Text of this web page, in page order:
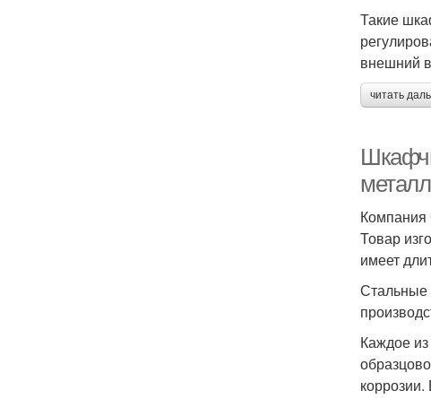
Такие
внешний
читать
Компания
Товар
имеет
Стальные
Каждое